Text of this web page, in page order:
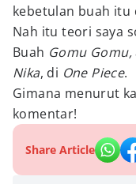
kebetulan buah itu
Nah itu teori saya
Buah Gomu Gomu,
Nika, di One Piece.
Gimana menurut
komentar!
Share Article